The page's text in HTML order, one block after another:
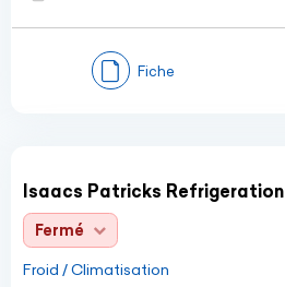
Fiche
Isaacs Patricks Refrigeration
Fermé
Froid / Climatisation